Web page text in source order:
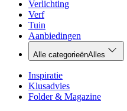
Verlichting
Verf
Tuin
Aanbiedingen
Alle categorieënAlles
Inspiratie
Klusadvies
Folder & Magazine